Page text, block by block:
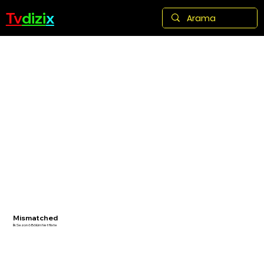
Tvdizix
Mismatched
İlk Sezon 6 Bölüm Netflixte